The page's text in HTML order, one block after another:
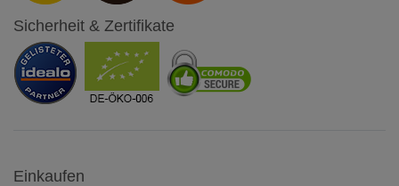
Sicherheit & Zertifikate
Einkaufen